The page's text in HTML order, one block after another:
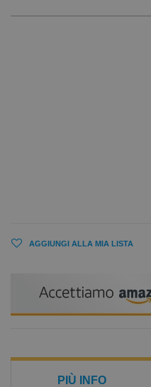
AGGIUNGI ALLA MIA LISTA
PIÙ INFO